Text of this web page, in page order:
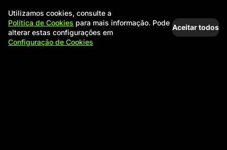
Utilizamos cookies, consulte a
Política de Cookies para mais informação. Pode
alterar estas configurações em
Configuração de Cookies
Aceitar todos